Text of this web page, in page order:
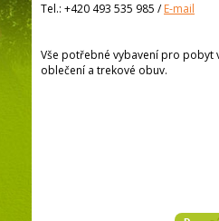
Tel.: +420 493 535 985 /E-mail
Vše potřebné vybavení pro pobyt
oblečení a trekové obuv.